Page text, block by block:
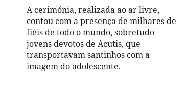
A cerimónia, realizada ao ar livre,
contou com a presença de milhares de
fiéis de todo o mundo, sobretudo
jovens devotos de Acutis, que
transportavam santinhos com a
imagem do adolescente.